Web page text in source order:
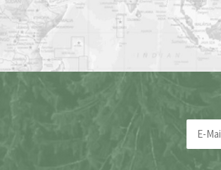
Mail-
Adresse